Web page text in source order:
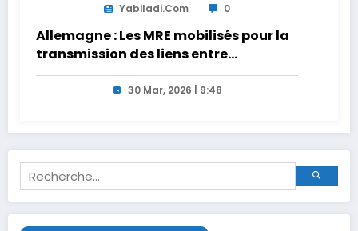
Yabiladi.com 0
Allemagne : Les MRE mobilisés pour la
transmission des liens entre
générations
30 Mar, 2026 | 9:48